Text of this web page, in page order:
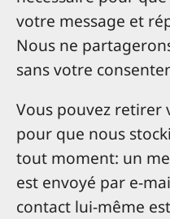
votre message et
Nous ne
sans votre
Vous pouvez retirer
pour que nous
tout moment: un
est envoyé par e-
contact lui-même